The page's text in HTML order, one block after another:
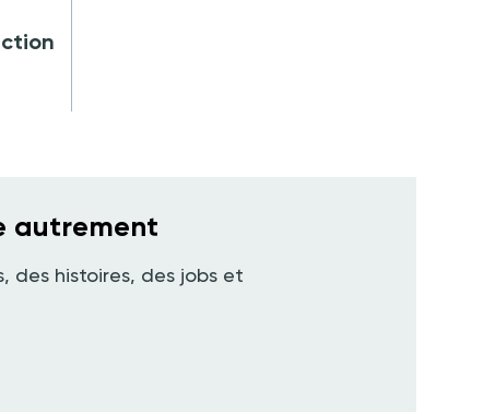
autrement
des histoires, des jobs et